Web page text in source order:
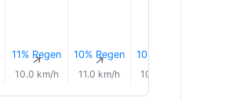
11% Regen
↑
10.0 km/h
10% Regen
↑
11.0 km/h
10% Regen
10.0 km/h